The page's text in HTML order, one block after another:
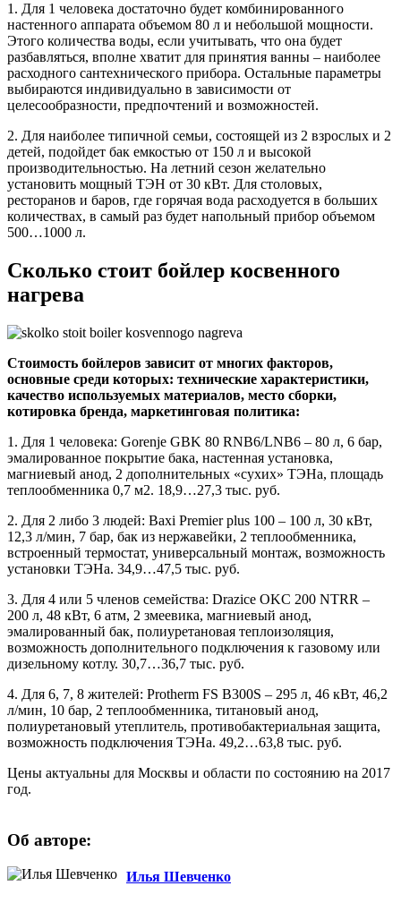
1. Для 1 человека достаточно будет комбинированного
настенного аппарата объемом 80 л и небольшой мощности.
Этого количества воды, если учитывать, что она будет
разбавляться, вполне хватит для принятия ванны – наиболее
расходного сантехнического прибора. Остальные параметры
выбираются индивидуально в зависимости от
целесообразности, предпочтений и возможностей.
2. Для наиболее типичной семьи, состоящей из 2 взрослых и 2
детей, подойдет бак емкостью от 150 л и высокой
производительностью. На летний сезон желательно
установить мощный ТЭН от 30 кВт. Для столовых,
ресторанов и баров, где горячая вода расходуется в больших
количествах, в самый раз будет напольный прибор объемом
500…1000 л.
Сколько стоит бойлер косвенного
нагрева
Стоимость бойлеров зависит от многих факторов,
основные среди которых: технические характеристики,
качество используемых материалов, место сборки,
котировка бренда, маркетинговая политика:
1. Для 1 человека: Gorenje GBK 80 RNB6/LNB6 – 80 л, 6 бар,
эмалированное покрытие бака, настенная установка,
магниевый анод, 2 дополнительных «сухих» ТЭНа, площадь
теплообменника 0,7 м2. 18,9…27,3 тыс. руб.
2. Для 2 либо 3 людей: Baxi Premier plus 100 – 100 л, 30 кВт,
12,3 л/мин, 7 бар, бак из нержавейки, 2 теплообменника,
встроенный термостат, универсальный монтаж, возможность
установки ТЭНа. 34,9…47,5 тыс. руб.
3. Для 4 или 5 членов семейства: Drazice OKC 200 NTRR –
200 л, 48 кВт, 6 атм, 2 змеевика, магниевый анод,
эмалированный бак, полиуретановая теплоизоляция,
возможность дополнительного подключения к газовому или
дизельному котлу. 30,7…36,7 тыс. руб.
4. Для 6, 7, 8 жителей: Protherm FS B300S – 295 л, 46 кВт, 46,2
л/мин, 10 бар, 2 теплообменника, титановый анод,
полиуретановый утеплитель, противобактериальная защита,
возможность подключения ТЭНа. 49,2…63,8 тыс. руб.
Цены актуальны для Москвы и области по состоянию на 2017
год.
Об авторе:
Илья Шевченко